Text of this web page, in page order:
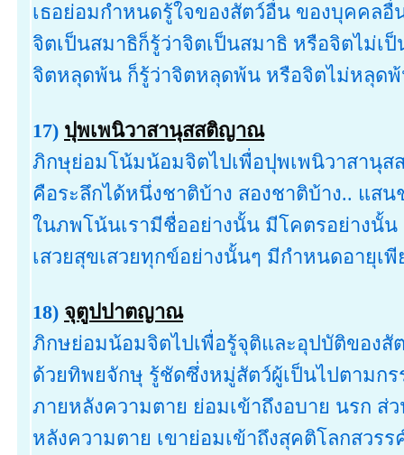
เธอย่อมกำหนดรู้ใจของสัตว์อื่น ของบุคคล
จิตเป็นสมาธิก็รู้ว่าจิตเป็นสมาธิ หรือจิตไม่เ
จิตหลุดพ้น ก็รู้ว่าจิตหลุดพ้น หรือจิตไม่หลุด
17) ปุพเพนิวาสานุสสติญาณ
ภิกษุย่อมโน้มน้อมจิตไปเพื่อปุพเพนิวาสานุ
คือระลึกได้หนึ่งชาติบ้าง สองชาติบ้าง.. แส
ในภพโน้นเรามีชื่ออย่างนั้น มีโคตรอย่างนั้
เสวยสุขเสวยทุกข์อย่างนั้นๆ มีกำหนดอายุเพี
18) จุตูปปาตญาณ
ภิกษย่อมน้อมจิตไปเพื่อรู้จุติและอุปบัติของสั
ด้วยทิพยจักษุ รู้ชัดซึ่งหมู่สัตว์ผู้เป็นไปตามก
ภายหลังความตาย ย่อมเข้าถึงอบาย นรก ส่
หลังความตาย เขาย่อมเข้าถึงสุคติโลกสวรร